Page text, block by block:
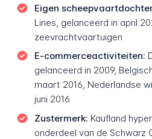
Eigen
Lines, gelanceerd in april
zeevrachtvaartuigen
E-commerceactiviteiten:
gelanceerd in 2009,
maart 2016, Nederlandse
juni 2016
Zustermerk: Kaufland
onderdeel van de Schwarz